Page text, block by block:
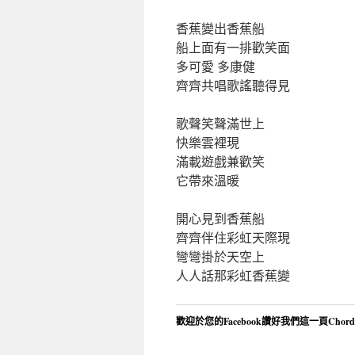
香蕉變出香蕉船
船上面有一排歡笑面
多可愛 多康健
齊齊共唱歌謠聽得見
歌聲笑聲滿世上
快樂雲裡現
滿載遊戲兼歡笑
它帶來溫暖
開心見到香蕉船
齊齊伴住彩虹天際現
彎彎掛於天空上
人人話那彩虹香蕉變
歡迎於您的Facebook讚好我們這一頁